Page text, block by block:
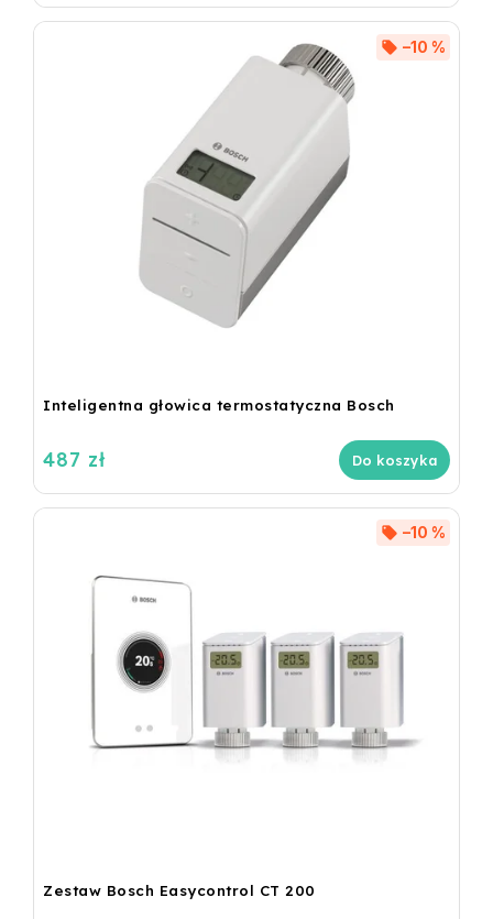
Inteligentna głowica termostatyczna Bosch
–10 %
487 zł Do koszyka
Zestaw Bosch Easycontrol CT 200
–10 %